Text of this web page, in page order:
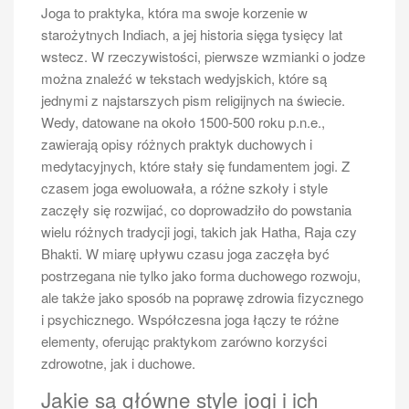
Joga to praktyka, która ma swoje korzenie w
starożytnych Indiach, a jej historia sięga tysięcy lat
wstecz. W rzeczywistości, pierwsze wzmianki o jodze
można znaleźć w tekstach wedyjskich, które są
jednymi z najstarszych pism religijnych na świecie.
Wedy, datowane na około 1500-500 roku p.n.e.,
zawierają opisy różnych praktyk duchowych i
medytacyjnych, które stały się fundamentem jogi. Z
czasem joga ewoluowała, a różne szkoły i style
zaczęły się rozwijać, co doprowadziło do powstania
wielu różnych tradycji jogi, takich jak Hatha, Raja czy
Bhakti. W miarę upływu czasu joga zaczęła być
postrzegana nie tylko jako forma duchowego rozwoju,
ale także jako sposób na poprawę zdrowia fizycznego
i psychicznego. Współczesna joga łączy te różne
elementy, oferując praktykom zarówno korzyści
zdrowotne, jak i duchowe.
Jakie są główne style jogi i ich
Tenis ziemny jak zacząć?
Tenis ziemny to sport, który cieszy się ogromną
popularnością na całym świecie. Dla osób, które
dopiero zaczynają swoją przygodę z tym sportem,
kluczowe jest zrozumienie podstawowych zasad gry.
Przede wszystkim, tenis rozgrywany jest pomiędzy
dwoma zawodnikami w przypadku singla lub dwiema
drużynami po dwóch graczy w przypadku debla. Gra
polega na odbijaniu piłki za pomocą rakiety tak, aby
przeciwnik nie był w stanie jej odebrać. Punkty
zdobywa się poprzez umiejętne serwowanie oraz
precyzyjne uderzenia, które zmuszają rywala do
błędu. Ważnym elementem jest również znajomość
linii na korcie, które wyznaczają obszar gry. Zasady
dotyczące serwisu są również istotne – każdy gracz
ma prawo do dwóch prób serwowania, a piłka musi
przejść nad siatką i wylądować w odpowiednim polu.